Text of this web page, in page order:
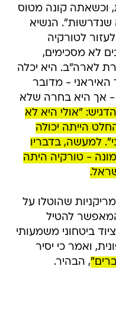
וכשאתה קונה מטוס
שנדרשות". הנשיא
לטורקיה
לא מסכימים,
לארה"ב. היא יכלה
- מדובר
- אך היא בחרה שלא
"אולי היא לא
הייתה יכולה
למעשה, בדבריו
- טורקיה היתה
שהוטלו על
חוק המאפשר להטיל
ביטחוני משמעותי
ואמר כי יסיר
, הבהיר.